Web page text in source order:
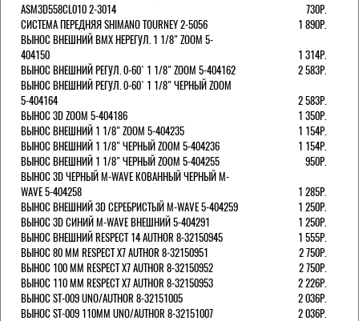
ASM3D558CL010 2-3014
730Р.
СИСТЕМА ПЕРЕДНЯЯ SHIMANO TOURNEY 2-5056
1 890Р.
ВЫНОС ВНЕШНИЙ BMX НЕРЕГУЛ. 1 1/8" ZOOM 5-
404150
1 314Р.
ВЫНОС ВНЕШНИЙ РЕГУЛ. 0-60` 1 1/8" ZOOM 5-404162
2 583Р.
ВЫНОС ВНЕШНИЙ РЕГУЛ. 0-60` 1 1/8" ЧЕРНЫЙ ZOOM
5-404164
2 583Р.
ВЫНОС 3D ZOOM 5-404186
1 350Р.
ВЫНОС ВНЕШНИЙ 1 1/8" ZOOM 5-404235
1 154Р.
ВЫНОС ВНЕШНИЙ 1 1/8" ЧЕРНЫЙ ZOOM 5-404236
1 154Р.
ВЫНОС ВНЕШНИЙ 1 1/8" ЧЕРНЫЙ ZOOM 5-404255
950Р.
ВЫНОС 3D ЧЕРНЫЙ M-WAVE КОВАННЫЙ ЧЕРНЫЙ M-
WAVE 5-404258
1 285Р.
ВЫНОС ВНЕШНИЙ 3D СЕРЕБРИСТЫЙ M-WAVE 5-404259
1 250Р.
ВЫНОС 3D СИНИЙ M-WAVE ВНЕШНИЙ 5-404291
1 250Р.
ВЫНОС ВНЕШНИЙ RESPECT 14 AUTHOR 8-32150945
1 555Р.
ВЫНОС 80 ММ RESPECT Х7 AUTHOR 8-32150951
2 750Р.
ВЫНОС 100 ММ RESPECT Х7 AUTHOR 8-32150952
2 750Р.
ВЫНОС 110 ММ RESPECT Х7 AUTHOR 8-32150953
2 226Р.
ВЫНОС ST-009 UNO/AUTHOR 8-32151005
2 036Р.
ВЫНОС ST-009 110ММ UNO/AUTHOR 8-32151007
2 036Р.